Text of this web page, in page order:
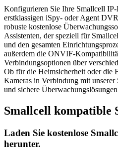
Konfigurieren Sie Ihre Smallcell
erstklassigen iSpy- oder Agent
robuste kostenlose
Assistenten, der speziell für
und den gesamten
außerdem die ONVIF-
Verbindungsoptionen über
Ob für die Heimsicherheit oder die
Kameras in Verbindung mit unserer
und sichere
Smallcell kompatible
Laden Sie kostenlose
herunter.